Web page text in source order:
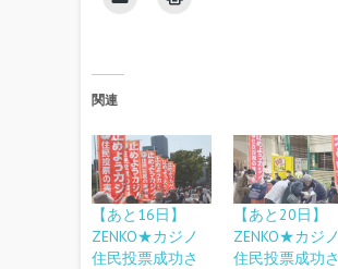
関連
【あと16日】
ZENKO★カジノ
住民投票成功さ
【あと20日】
ZENKO★カジノ
住民投票成功さ